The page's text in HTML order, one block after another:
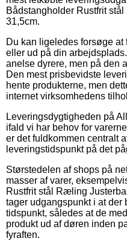
Bådstangholder Rustfrit
31,5cm.
Du kan ligeledes forsøge
eller ud på din
anelse dyrere, men på den
Den mest prisbevidste
hente produkterne, men
internet virksomhedens
Leveringsdygtigheden på
ifald vi har behov for
er det fuldkommen centralt
leveringstidspunkt på det
Størstedelen af shops på
masser af varer,
Rustfrit stål Ræling
tager udgangspunkt i at der
tidspunkt, således at de
produkt ud af døren inden
fyraften.